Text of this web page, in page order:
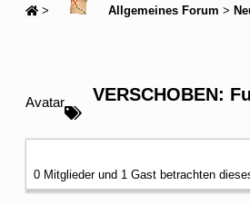
> Allgemeines Forum >
Avatar VERSCHOBEN:
0 Mitglieder und 1 Gast betrachten